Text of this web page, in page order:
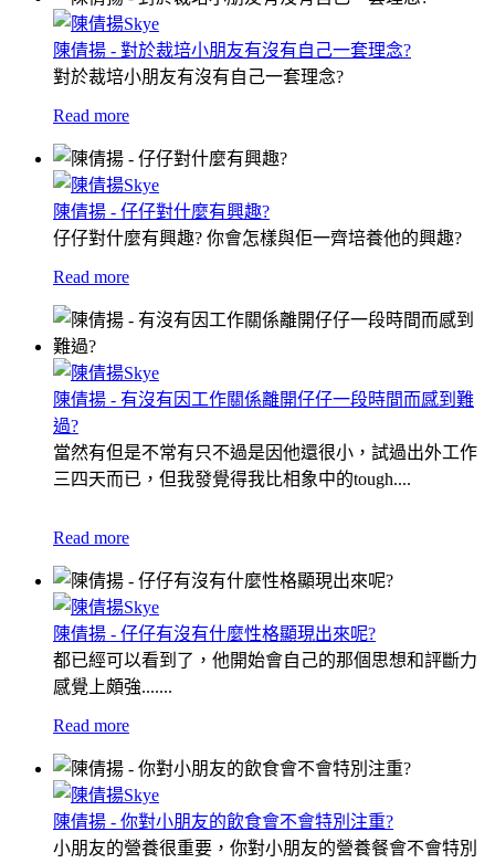
陳倩揚 - 對於裁培小朋友有沒有自己一套理念?
對於裁培小朋友有沒有自己一套理念?
Read more
陳倩揚 - 仔仔對什麼有興趣?
仔仔對什麼有興趣? 你會怎樣與佢一齊培養他的興趣?
Read more
陳倩揚 - 有沒有因工作關係離開仔仔一段時間而感到難
過?
當然有但是不常有只不過是因他還很小，試過出外工作
三四天而已，但我發覺得我比相象中的tough....
Read more
陳倩揚 - 仔仔有沒有什麼性格顯現出來呢?
都已經可以看到了，他開始會自己的那個思想和評斷力
感覺上頗強.......
Read more
陳倩揚 - 你對小朋友的飲食會不會特別注重?
小朋友的營養很重要，你對小朋友的營養餐會不會特別